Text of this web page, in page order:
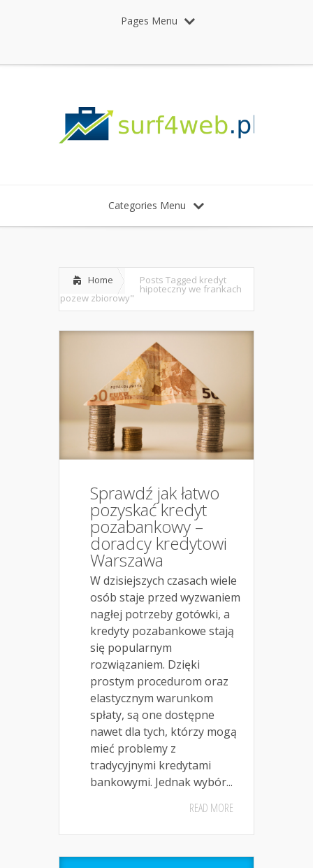
Pages Menu
Categories Menu
Home Posts Tagged kredyt
hipoteczny we frankach
pozew zbiorowy"
Sprawdź jak łatwo
pozyskać kredyt
pozabankowy –
doradcy kredytowi
Warszawa
W dzisiejszych czasach wiele
osób staje przed wyzwaniem
nagłej potrzeby gotówki, a
kredyty pozabankowe stają
się popularnym
rozwiązaniem. Dzięki
prostym procedurom oraz
elastycznym warunkom
spłaty, są one dostępne
nawet dla tych, którzy mogą
mieć problemy z
tradycyjnymi kredytami
bankowymi. Jednak wybór...
READ MORE